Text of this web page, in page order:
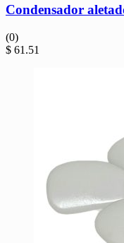
Condensador
(0)
$ 61.51